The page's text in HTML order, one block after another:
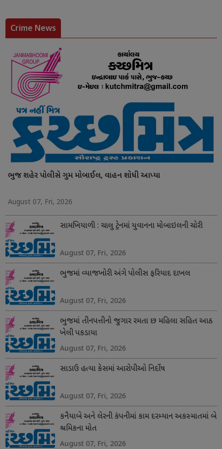
Crime News
ભુજ શહેર પોલીસે ગુમ મોબાઈલ, વાહન શોધી આપ્યા
August 07, Fri, 2026
સામખિયાળી : ચાલુ ટ્રેનમાં યુવાનના મોબાઇલની ચોરી
August 07, Fri, 2026
ભુજમાં વ્યાજખોરી અંગે પોલીસ ફરિયાદ દાખલ
August 07, Fri, 2026
ભુજમાં તીનપત્તીનો જુગાર રમતા છ મહિલા સહિત આઠ
ખેલી પકડાયા
August 07, Fri, 2026
સાડાઉ હત્યા કેસમાં આરોપીઓ નિર્દોષ
August 07, Fri, 2026
કનૈયાબે અને લેરની કંપનીમાં કામ દરમ્યાન અકસ્માતમાં બે
શ્રમિકના મોત
August 07, Fri, 2026